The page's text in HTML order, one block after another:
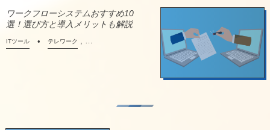
ワークフローシステムおすすめ10
選！選び方と導入メリットも解説
ITツール テレワーク